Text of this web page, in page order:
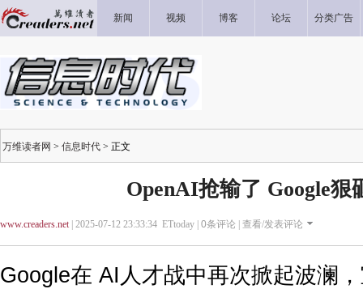
新闻 视频 博客 论坛 分类广告
万维读者网 > 信息时代 > 正文
OpenAI抢输了 Google狠
www.creaders.net| 2025-07-12 23:33:34 ETtoday | 0条评论 | 查看/发表评论
Google在 AI人才战中再次掀起波澜